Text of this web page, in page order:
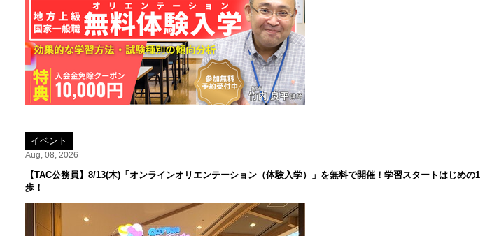
イベント
Aug, 08, 2026
【TAC公務員】8/13(木)「オンラインオリエンテーション（体験入学）」を無料で開催！学習スタートはじめの1
歩！